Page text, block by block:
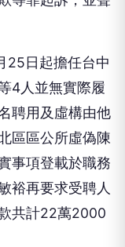
25日起擔任台中
4人並無實際履
聘用及虛構由他
區區公所虛偽陳
事項登載於職務
裕再要求受聘人
共計22萬2000